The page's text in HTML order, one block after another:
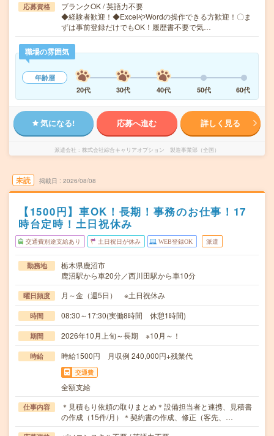
応募資格
ブランクOK / 英語力不要
◆経験者歓迎！◆ExcelやWordの操作できる方歓迎！〇ま
ずは事前登録だけでもOK！履歴書不要で気…
職場の雰囲気
年齢層
20代
30代 40代 50代 60代
気になる! 応募へ進む 詳しく見る
派遣会社 株式会社綜合キャリアオプション 製造事業部（全国）
未読 掲載日 2026/08/08
【1500円】車OK！長期！事務のお仕事！17
時台定時！土日祝休み
交通費別途支給あり 土日祝日が休み WEB登録OK 派遣
勤務地
栃木県鹿沼市
鹿沼駅から車20分／西川田駅から車10分
曜日頻度 月～金（週5日） ※土日祝休み
時間 08:30～17:30(実働8時間 休憩1時間)
期間 2026年10月上旬～長期 ※10月～！
時給 時給1500円 月収例 240,000円+残業代
交通費
全額支給
仕事内容
＊見積もり依頼の取りまとめ＊設備担当者と連携、見積書
の作成（15件/月）＊契約書の作成、修正（客先、…